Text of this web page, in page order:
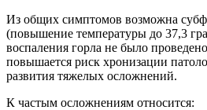
Из общих симптомов возможна
(повышение температуры до 37,3
воспаления горла не было
повышается риск хронизации
развития тяжелых осложнений.
К частым осложнениям относится: